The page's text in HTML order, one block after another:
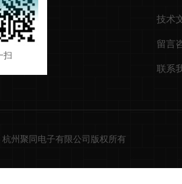
扫
技术
留言
联系
州聚同电子有限公司版权所有